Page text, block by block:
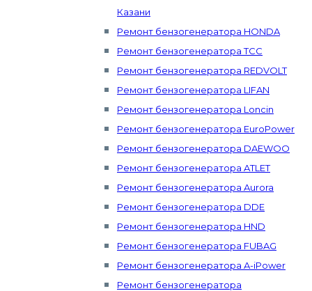
Казани
Ремонт бензогенератора HONDA
Ремонт бензогенератора ТСС
Ремонт бензогенератора REDVOLT
Ремонт бензогенератора LIFAN
Ремонт бензогенератора Loncin
Ремонт бензогенератора EuroPower
Ремонт бензогенератора DAEWOO
Ремонт бензогенератора ATLET
Ремонт бензогенератора Aurora
Ремонт бензогенератора DDE
Ремонт бензогенератора HND
Ремонт бензогенератора FUBAG
Ремонт бензогенератора A-iPower
Ремонт бензогенератора